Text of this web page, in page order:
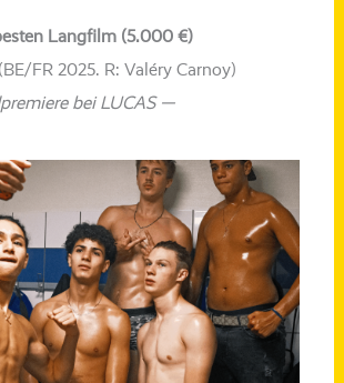
Langfilm (5.000 €)
(BE/FR 2025. R: Valéry Carnoy)
bei LUCAS —